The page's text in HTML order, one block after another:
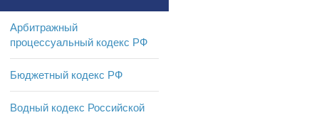
Арбитражный
процессуальный кодекс РФ
Бюджетный кодекс РФ
Водный кодекс Российской